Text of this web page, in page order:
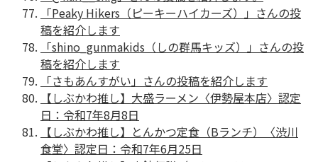
「Peaky Hikers（ピーキーハイカーズ）」さんの投
稿を紹介します
「shino_gunmakids（しの群馬キッズ）」さんの投
稿を紹介します
「さもあんすがい」さんの投稿を紹介します
【しぶかわ推し】大盛ラーメン〈伊勢屋本店〉認定
日：令和7年8月8日
【しぶかわ推し】とんかつ定食（Bランチ）〈渋川
食堂〉認定日：令和7年6月25日